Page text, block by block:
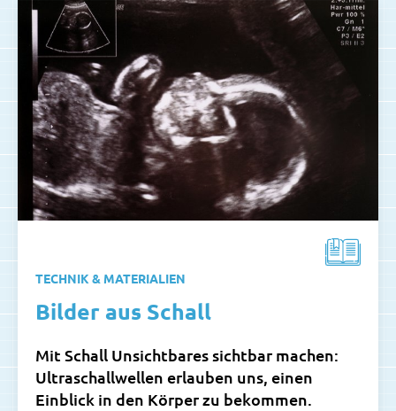
TECHNIK & MATERIALIEN
Bilder aus Schall
Mit Schall Unsichtbares sichtbar machen:
Ultraschallwellen erlauben uns, einen
Einblick in den Körper zu bekommen.